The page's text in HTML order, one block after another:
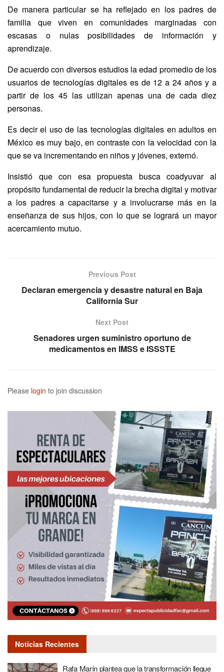
De manera particular se ha reflejado en los padres de
familia que viven en comunidades marginadas con
escasas o nulas posibilidades de información y
aprendizaje.
De acuerdo con diversos estudios la edad promedio de los
usuarios de tecnologías digitales es de 12 a 24 años y a
partir de los 45 las utilizan apenas una de cada diez
personas.
Es decir el uso de las tecnologías digitales en adultos en
México es muy bajo, en contraste con la velocidad con la
que se va incrementando en niños y jóvenes, externó.
Insistió que con esa propuesta busca coadyuvar al
propósito fundamental de reducir la brecha digital y motivar
a los padres a capacitarse y a involucrarse más en la
enseñanza de sus hijos, con lo que se logrará un mayor
acercamiento mutuo.
Previous Post
Declaran emergencia y desastre natural en Baja
California Sur
Next Post
Senadores urgen suministro oportuno de
medicamentos en IMSS e ISSSTE
Please login to join discussion
Noticias Recientes
Rafa Marín plantea que la transformación llegue